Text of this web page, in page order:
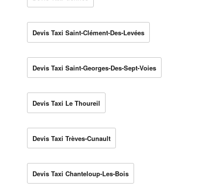
Devis Taxi Saint-Clément-Des-Levées
Devis Taxi Saint-Georges-Des-Sept-Voies
Devis Taxi Le Thoureil
Devis Taxi Trèves-Cunault
Devis Taxi Chanteloup-Les-Bois